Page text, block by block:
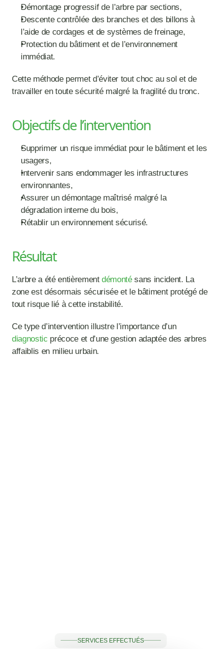
Démontage progressif de l’arbre par sections,
Descente contrôlée des branches et des billons à
l’aide de cordages et de systèmes de freinage,
Protection du bâtiment et de l’environnement
immédiat.
Cette méthode permet d’éviter tout choc au sol et de
travailler en toute sécurité malgré la fragilité du tronc.
Objectifs de l’intervention
Supprimer un risque immédiat pour le bâtiment et les
usagers,
Intervenir sans endommager les infrastructures
environnantes,
Assurer un démontage maîtrisé malgré la
dégradation interne du bois,
Rétablir un environnement sécurisé.
Résultat
L’arbre a été entièrement démonté sans incident. La
zone est désormais sécurisée et le bâtiment protégé de
tout risque lié à cette instabilité.
Ce type d’intervention illustre l’importance d’un
diagnostic précoce et d’une gestion adaptée des arbres
affaiblis en milieu urbain.
SERVICES EFFECTUÉS